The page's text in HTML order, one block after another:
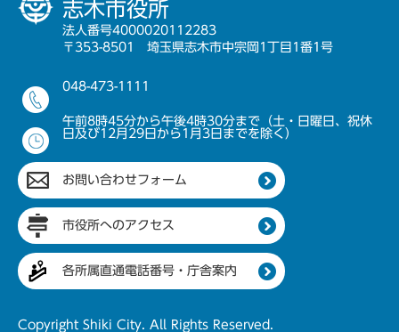
志木市役所
法人番号4000020112283
〒353-8501 埼玉県志木市中宗岡1丁目1番1号
048-473-1111
午前8時45分から午後4時30分まで（土・日曜日、祝休
日及び12月29日から1月3日までを除く）
お問い合わせフォーム
市役所へのアクセス
各所属直通電話番号・庁舎案内
Copyright Shiki City. All Rights Reserved.